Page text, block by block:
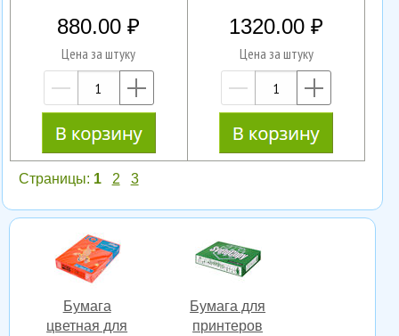
880.00
Цена за штуку
—
1320.00
Цена за штуку
—
Страницы: 1 2 3
Бумага
цветная для
Бумага для
принтеров